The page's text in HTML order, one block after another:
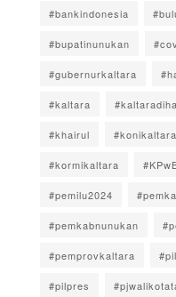
#bankindonesia
#bupatinunukan
#gubernurkaltara
#kaltara
#khairul #konikaltara
#kormikaltara
#pemilu2024
#pemkabnunukan
#pemprovkaltara
#pilpres